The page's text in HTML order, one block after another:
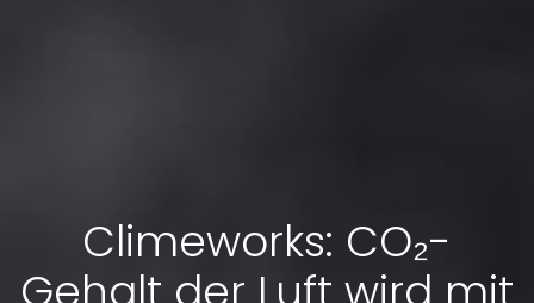
Climeworks: CO₂-